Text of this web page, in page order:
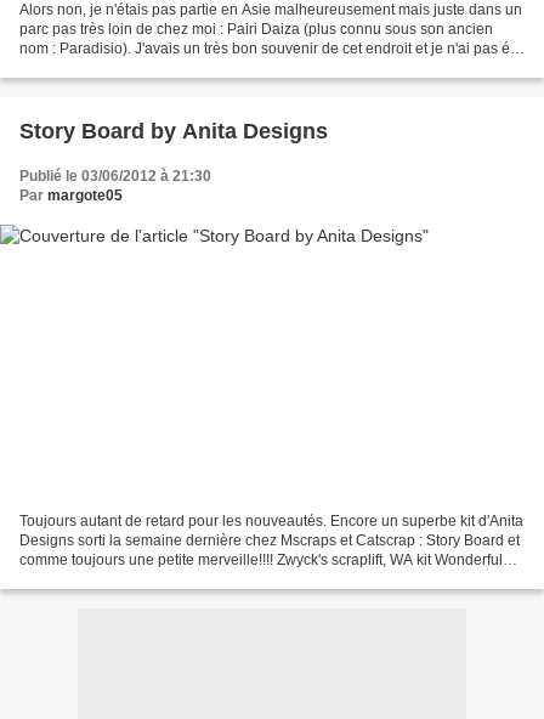
Alors non, je n'étais pas partie en Asie malheureusement mais juste dans un
parc pas très loin de chez moi : Pairi Daiza (plus connu sous son ancien
nom : Paradisio). J'avais un très bon souvenir de cet endroit et je n'ai pas été
Story Board by Anita Designs
Publié le 03/06/2012 à 21:30
Par margote05
Toujours autant de retard pour les nouveautés. Encore un superbe kit d'Anita
Designs sorti la semaine dernière chez Mscraps et Catscrap : Story Board et
comme toujours une petite merveille!!!! Zwyck's scraplift, WA kit Wonderful